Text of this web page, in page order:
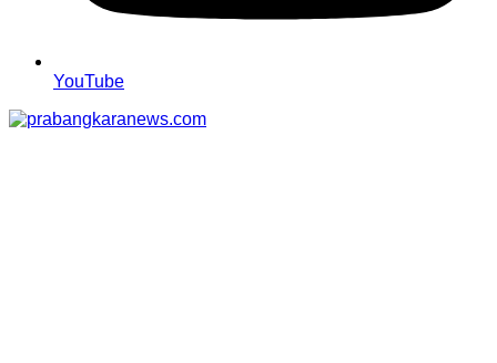
YouTube